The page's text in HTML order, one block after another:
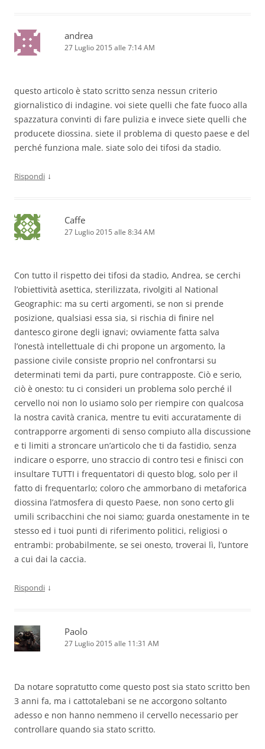
andrea
27 Luglio 2015 alle 7:14 AM
questo articolo è stato scritto senza nessun criterio
giornalistico di indagine. voi siete quelli che fate fuoco alla
spazzatura convinti di fare pulizia e invece siete quelli che
producete diossina. siete il problema di questo paese e del
perché funziona male. siate solo dei tifosi da stadio.
Rispondi ↓
Caffe
27 Luglio 2015 alle 8:34 AM
Con tutto il rispetto dei tifosi da stadio, Andrea, se cerchi
l’obiettività asettica, sterilizzata, rivolgiti al National
Geographic: ma su certi argomenti, se non si prende
posizione, qualsiasi essa sia, si rischia di finire nel
dantesco girone degli ignavi; ovviamente fatta salva
l’onestà intellettuale di chi propone un argomento, la
passione civile consiste proprio nel confrontarsi su
determinati temi da parti, pure contrapposte. Ciò e serio,
ciò è onesto: tu ci consideri un problema solo perché il
cervello noi non lo usiamo solo per riempire con qualcosa
la nostra cavità cranica, mentre tu eviti accuratamente di
contrapporre argomenti di senso compiuto alla discussione
e ti limiti a stroncare un’articolo che ti da fastidio, senza
indicare o esporre, uno straccio di contro tesi e finisci con
insultare TUTTI i frequentatori di questo blog, solo per il
fatto di frequentarlo; coloro che ammorbano di metaforica
diossina l’atmosfera di questo Paese, non sono certo gli
umili scribacchini che noi siamo; guarda onestamente in te
stesso ed i tuoi punti di riferimento politici, religiosi o
entrambi: probabilmente, se sei onesto, troverai lì, l’untore
a cui dai la caccia.
Rispondi ↓
Paolo
27 Luglio 2015 alle 11:31 AM
Da notare sopratutto come questo post sia stato scritto ben
3 anni fa, ma i cattotalebani se ne accorgono soltanto
adesso e non hanno nemmeno il cervello necessario per
controllare quando sia stato scritto.